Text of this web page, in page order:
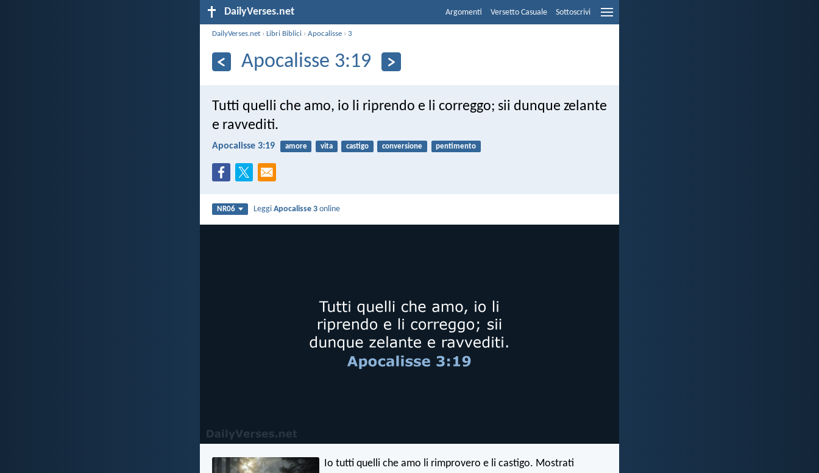
DailyVerses.net Argomenti Versetto Casuale Sottoscrivi
DailyVerses.net ›Libri Biblici ›Apocalisse ›3
Apocalisse 3:19
Tutti quelli che amo, io li riprendo e li correggo; sii dunque zelante
e ravvediti.
Apocalisse 3:19 amore vita castigo conversione pentimento
NR06 LeggiApocalisse 3 online
Io tutti quelli che amo li rimprovero e li castigo. Mostrati